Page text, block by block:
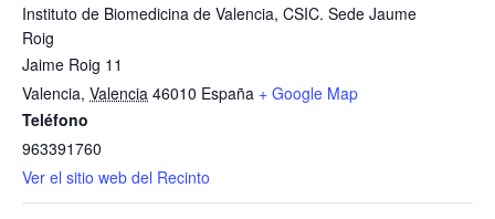
Instituto de Biomedicina de Valencia, CSIC. Sede Jaume
Roig
Jaime Roig 11
Valencia, Valencia 46010 España + Google Map
Teléfono
963391760
Ver el sitio web del Recinto